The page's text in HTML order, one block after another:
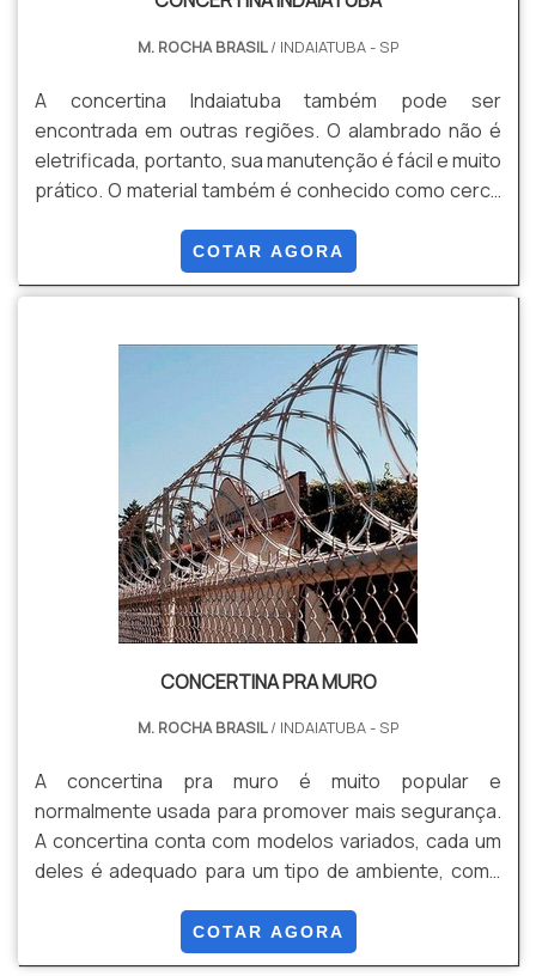
M. ROCHA BRASIL/ INDAIATUBA - SP
A concertina Indaiatuba também pode ser
encontrada em outras regiões. O alambrado não é
eletrificada, portanto, sua manutenção é fácil e muito
prático. O material também é conhecido como cerca
usado para evitar furtos ou entradas indesejadas em
residências, condomínios e empresas de todos os
alambrado é pouco e a vida útil é longa, ou seja, ...
COTAR AGORA
CONCERTINA PRA MURO
M. ROCHA BRASIL/ INDAIATUBA - SP
A concertina pra muro é muito popular e
normalmente usada para promover mais segurança.
A concertina conta com modelos variados, cada um
deles é adequado para um tipo de ambiente, como
que precisam deste material.A concertina não é
eletrificada, então sua manutenção mais fácil. Muitas
COTAR AGORA